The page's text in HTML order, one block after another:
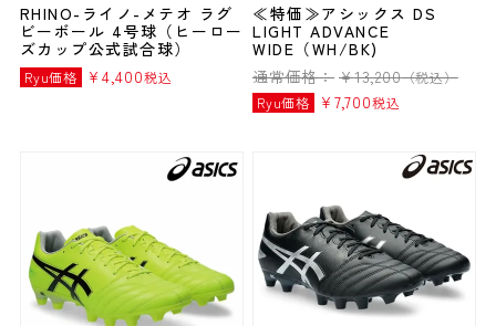
RHINO-ライノ-メテオ ラグ
ビーボール 4号球（ヒーロー
ズカップ公式試合球）
Ryu価格 ¥ 4,400税込
≪特価≫アシックス DS
LIGHT ADVANCE
WIDE（WH/BK)
通常価格： ¥13,200（税込）
Ryu価格
¥ 7,700税込